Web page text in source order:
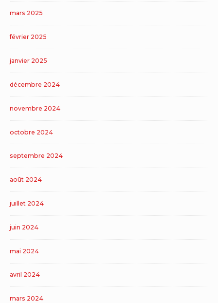
mars 2025
février 2025
janvier 2025
décembre 2024
novembre 2024
octobre 2024
septembre 2024
août 2024
juillet 2024
juin 2024
mai 2024
avril 2024
mars 2024